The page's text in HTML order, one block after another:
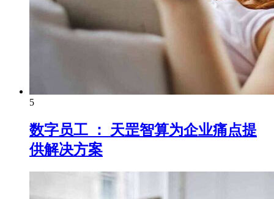
5
数字员工 ： 天罡智算为企业痛点提
供解决方案